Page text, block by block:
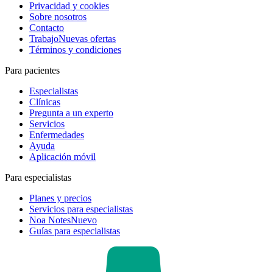
Privacidad y cookies
Sobre nosotros
Contacto
TrabajoNuevas ofertas
Términos y condiciones
Para pacientes
Especialistas
Clínicas
Pregunta a un experto
Servicios
Enfermedades
Ayuda
Aplicación móvil
Para especialistas
Planes y precios
Servicios para especialistas
Noa NotesNuevo
Guías para especialistas